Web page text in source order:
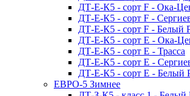
ДТ-Е-К5 - сорт F - Ока-
ДТ-Е-К5 - сорт F -
ДТ-Е-К5 - сорт F - Белый
ДТ-Е-К5 - сорт E - Ока-
ДТ-Е-К5 - сорт E - Трасса
ДТ-Е-К5 - сорт E -
ДТ-Е-К5 - сорт E - Белый
ЕВРО-5 Зимнее